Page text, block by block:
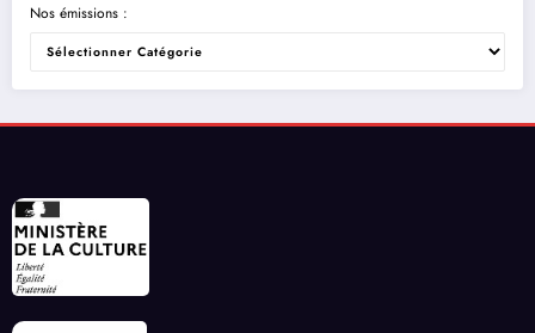
Nos émissions :